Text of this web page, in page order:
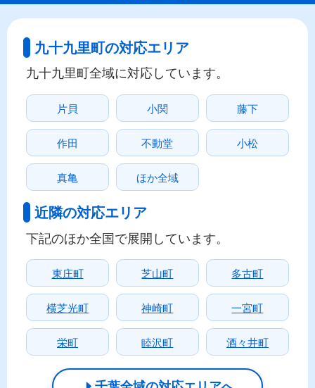
九十九里町の対応エリア
九十九里町全域に対応しています。
片貝 小関 藤下
作田 不動堂 小松
真亀 ほか全域
近隣の対応エリア
下記のほか全国で展開しています。
東庄町 芝山町 多古町
横芝光町 神崎町 一宮町
栄町 睦沢町 酒々井町